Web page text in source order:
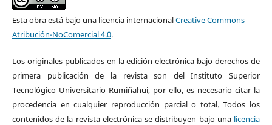
Esta obra está bajo una licencia internacionalCreative Commons
Atribución-NoComercial 4.0.
Los originales publicados en la edición electrónica bajo derechos de
primera publicación de la revista son del Instituto Superior
Tecnológico Universitario Rumiñahui, por ello, es necesario citar la
procedencia en cualquier reproducción parcial o total. Todos los
contenidos de la revista electrónica se distribuyen bajo una licencia